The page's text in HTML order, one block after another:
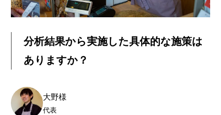
分析結果から実施した具体的な施策は
ありますか？
大野様
代表